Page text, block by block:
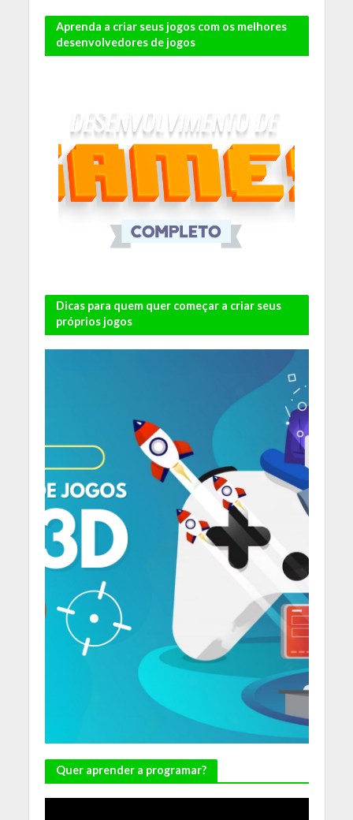
Aprenda a criar seus jogos com os melhores
desenvolvedores de jogos
Dicas para quem quer começar a criar seus
próprios jogos
Quer aprender a programar?